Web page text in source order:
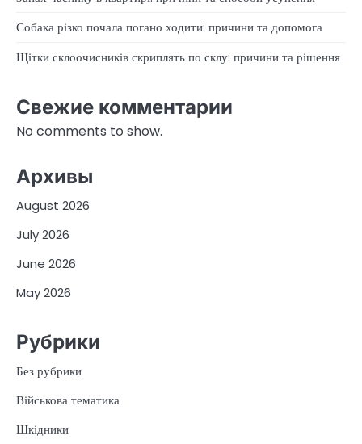
Собака різко почала погано ходити: причини та допомога
Щітки склоочисників скриплять по склу: причини та рішення
Свежие комментарии
No comments to show.
Архивы
August 2026
July 2026
June 2026
May 2026
Рубрики
Без рубрики
Військова тематика
Шкідники